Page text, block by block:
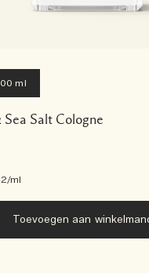
ml
Sea Salt Cologne
/ml
Toevoegen aan